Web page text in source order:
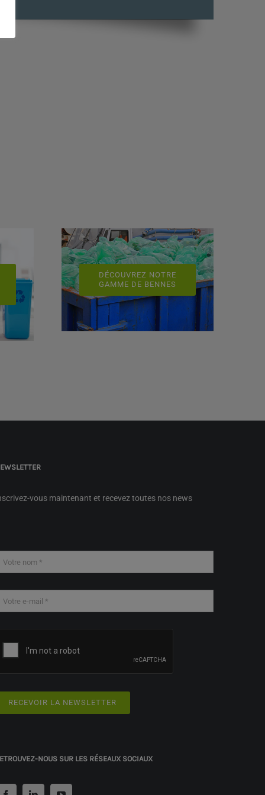
DÉCOUVREZ NOTRE
GAMME DE BENNES
vous maintenant et recevez toutes nos news
RECEVOIR LA NEWSLETTER
NOUS SUR LES RÉSEAUX SOCIAUX